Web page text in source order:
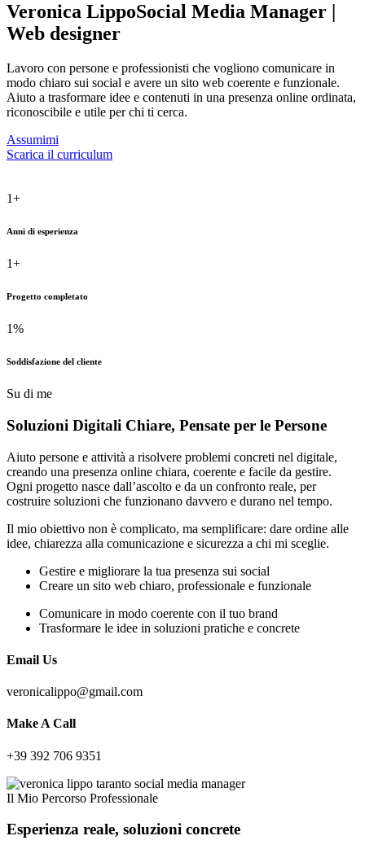
Veronica LippoSocial Media Manager |
Web designer
Lavoro con persone e professionisti che vogliono comunicare in
modo chiaro sui social e avere un sito web coerente e funzionale.
Aiuto a trasformare idee e contenuti in una presenza online ordinata,
riconoscibile e utile per chi ti cerca.
Assumimi
Scarica il curriculum
1+
Anni di esperienza
1+
Progetto completato
1%
Soddisfazione del cliente
Su di me
Soluzioni Digitali Chiare, Pensate per le Persone
Aiuto persone e attività a risolvere problemi concreti nel digitale,
creando una presenza online chiara, coerente e facile da gestire.
Ogni progetto nasce dall’ascolto e da un confronto reale, per
costruire soluzioni che funzionano davvero e durano nel tempo.
Il mio obiettivo non è complicato, ma semplificare: dare ordine alle
idee, chiarezza alla comunicazione e sicurezza a chi mi sceglie.
Gestire e migliorare la tua presenza sui social
Creare un sito web chiaro, professionale e funzionale
Comunicare in modo coerente con il tuo brand
Trasformare le idee in soluzioni pratiche e concrete
Email Us
veronicalippo@gmail.com
Make A Call
+39 392 706 9351
Il Mio Percorso Professionale
Esperienza reale, soluzioni concrete